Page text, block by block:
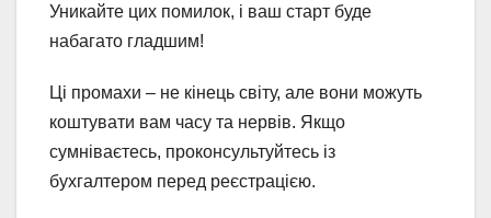
Уникайте цих помилок, і ваш старт буде
набагато гладшим!
Ці промахи – не кінець світу, але вони можуть
коштувати вам часу та нервів. Якщо
сумніваєтесь, проконсультуйтесь із
бухгалтером перед реєстрацією.